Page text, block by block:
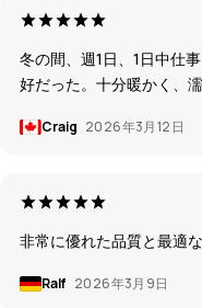
冬の間、週1日、1日中仕
好だった。十分暖かく、
Craig 2026年3月12日
非常に優れた品質と最適
Ralf 2026年3月9日